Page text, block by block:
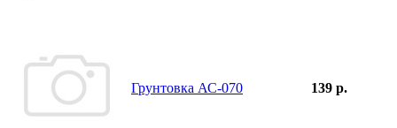
Грунтовка АС-070 139 р.